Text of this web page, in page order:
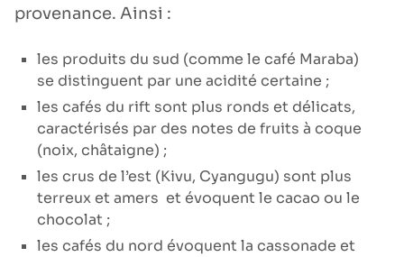
provenance. Ainsi :
les produits du sud (comme le café Maraba)
se distinguent par une acidité certaine ;
les cafés du rift sont plus ronds et délicats,
caractérisés par des notes de fruits à coque
(noix, châtaigne) ;
les crus de l’est (Kivu, Cyangugu) sont plus
terreux et amers et évoquent le cacao ou le
chocolat ;
les cafés du nord évoquent la cassonade et